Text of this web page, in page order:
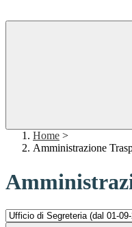
Home >
Amministrazione